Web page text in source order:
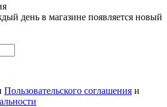
день в магазине появляется новый
Пользовательского соглашения и